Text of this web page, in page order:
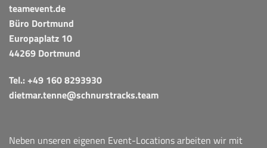
teamevent.de
Büro Dortmund
Europaplatz 10
44269 Dortmund
Tel.:+49 160 8293930
dietmar.tenne@schnurstracks.team
Neben unseren eigenen Event-Locations arbeiten wir mit